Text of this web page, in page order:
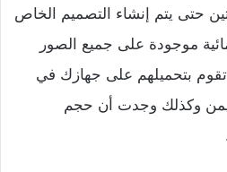
حتى يتم إنشاء التصميم الخاص
موجودة على جميع الصور
تقوم بتحميلهم على جهازك في
وكذلك وجدت أن حجم